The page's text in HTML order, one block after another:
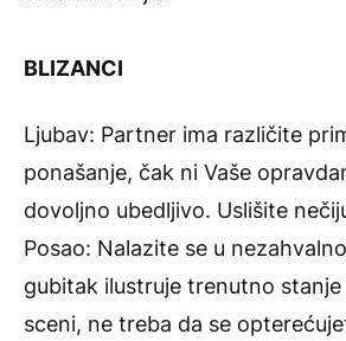
BLIZANCI
Ljubav: Partner ima različite
ponašanje, čak ni Vaše
dovoljno ubedljivo. Uslišite
Posao: Nalazite se u
gubitak ilustruje trenutno
sceni, ne treba da se